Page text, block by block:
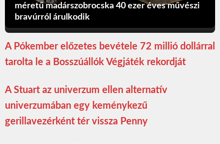
méretű madárszobrocska 40 ezer éves művészi
bravúrról árulkodik
A Pókember előzetes bevétele 72 millió dollárral
tarolta le a Bosszúállók Végjáték rekordját
A Stuart az univerzum ellen alternatív
univerzumában egy keménykezű
gerillavezérként tér vissza Penny